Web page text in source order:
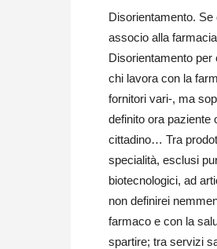
Disorientamento.
associo alla
Disorientamento
chi lavora con la
fornitori vari-, ma
definito ora paziente
cittadino… Tra
specialità, esclusi
biotecnologici, ad
non definirei
farmaco e con la
spartire; tra servizi